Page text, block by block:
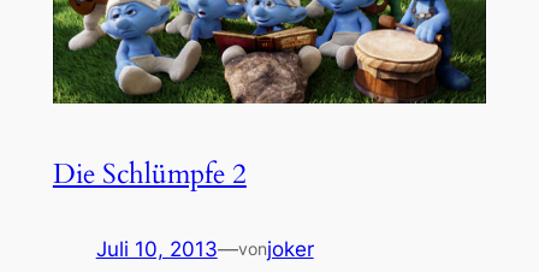
Die Schlümpfe 2
Juli 10, 2013—vonjoker